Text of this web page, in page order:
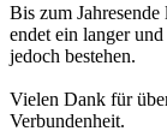
Bis zum
endet ein langer
jedoch bestehen.
Vielen Dank für
Verbundenheit.